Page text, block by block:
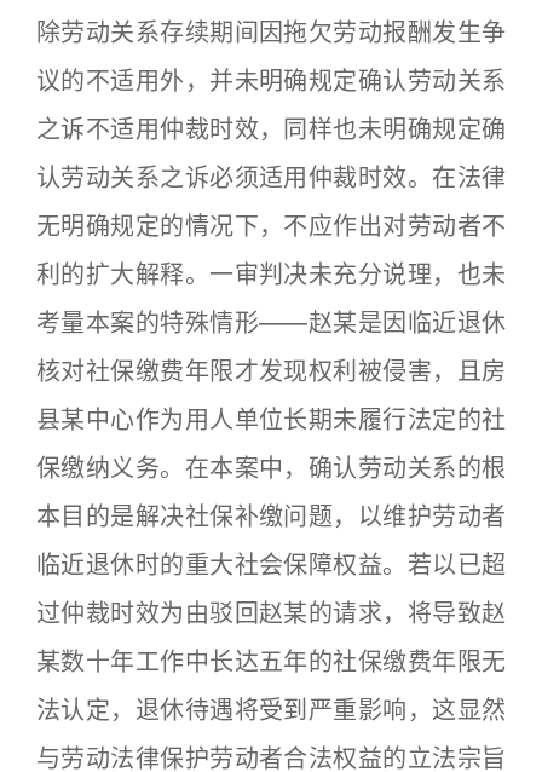
除劳动关系存续期间因拖欠劳动报酬发生争
议的不适用外，并未明确规定确认劳动关系
之诉不适用仲裁时效，同样也未明确规定确
认劳动关系之诉必须适用仲裁时效。在法律
无明确规定的情况下，不应作出对劳动者不
利的扩大解释。一审判决未充分说理，也未
考量本案的特殊情形——赵某是因临近退休
核对社保缴费年限才发现权利被侵害，且房
县某中心作为用人单位长期未履行法定的社
保缴纳义务。在本案中，确认劳动关系的根
本目的是解决社保补缴问题，以维护劳动者
临近退休时的重大社会保障权益。若以已超
过仲裁时效为由驳回赵某的请求，将导致赵
某数十年工作中长达五年的社保缴费年限无
法认定，退休待遇将受到严重影响，这显然
与劳动法律保护劳动者合法权益的立法宗旨